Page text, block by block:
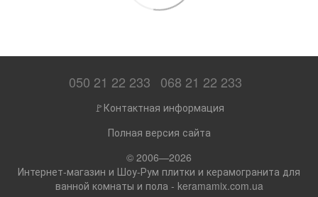
050 21 22 233 068 21 22 233
🚩Контактная информация
Полная версия сайта
© 2006—2026
Интернет-магазин и Шоу-Рум плитки и керамогранита для
ванной комнаты и пола - keramamix.com.ua